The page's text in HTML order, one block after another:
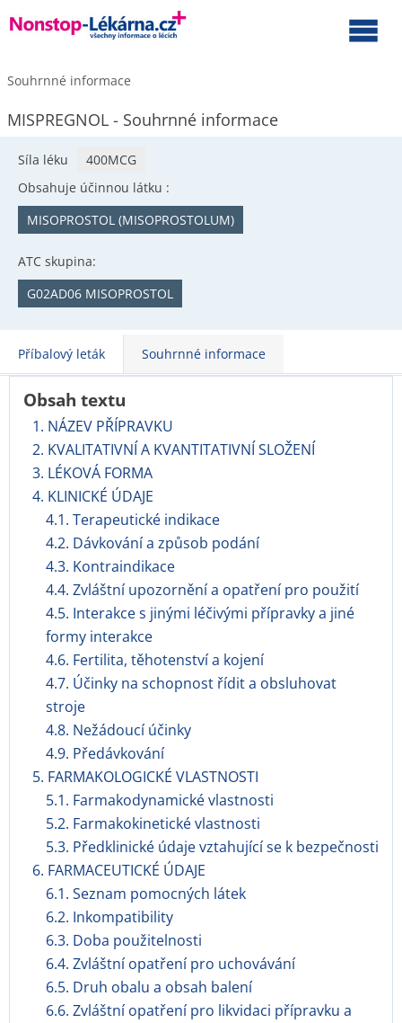
Souhrnné informace
MISPREGNOL - Souhrnné informace
Síla léku
400MCG
Obsahuje účinnou látku :
MISOPROSTOL (MISOPROSTOLUM)
ATC skupina:
G02AD06 MISOPROSTOL
Příbalový leták Souhrnné informace
Obsah textu
1. NÁZEV PŘÍPRAVKU
2. KVALITATIVNÍ A KVANTITATIVNÍ SLOŽENÍ
3. LÉKOVÁ FORMA
4. KLINICKÉ ÚDAJE
4.1. Terapeutické indikace
4.2. Dávkování a způsob podání
4.3. Kontraindikace
4.4. Zvláštní upozornění a opatření pro použití
4.5. Interakce s jinými léčivými přípravky a jiné
formy interakce
4.6. Fertilita, těhotenství a kojení
4.7. Účinky na schopnost řídit a obsluhovat
stroje
4.8. Nežádoucí účinky
4.9. Předávkování
5. FARMAKOLOGICKÉ VLASTNOSTI
5.1. Farmakodynamické vlastnosti
5.2. Farmakokinetické vlastnosti
5.3. Předklinické údaje vztahující se k bezpečnosti
6. FARMACEUTICKÉ ÚDAJE
6.1. Seznam pomocných látek
6.2. Inkompatibility
6.3. Doba použitelnosti
6.4. Zvláštní opatření pro uchovávání
6.5. Druh obalu a obsah balení
6.6. Zvláštní opatření pro likvidaci přípravku a